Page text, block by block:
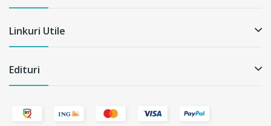
Linkuri Utile
Edituri